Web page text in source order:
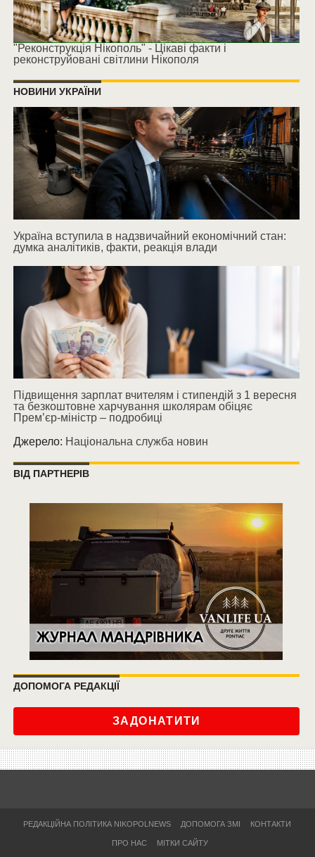
"Реконструкція Нікополь" - Цікаві факти і
реконструйовані світлини Нікополя
НОВИНИ УКРАЇНИ
Україна вступила в надзвичайний економічний стан:
думка аналітиків, факти, реакція влади
Підвищення зарплат вчителям і стипендій з 1 вересня
та безкоштовне харчування школярам обіцяє
Прем’єр-міністр – подробиці
Джерело: Національна служба новин
ВІД ПАРТНЕРІВ
ДОПОМОГА РЕДАКЦІЇ
ЗАДОНАТИТИ
РЕДАКЦІЙНА ПОЛІТИКА NIKOPOLNEWS ДОПОМОГА ЗМІ КОНТАКТИ
ПРО НАС МІТКИ САЙТУ